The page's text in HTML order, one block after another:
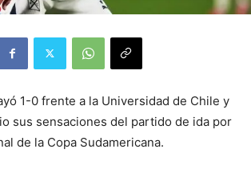
1-0 frente a la Universidad de Chile y
sus sensaciones del partido de ida por
de la Copa Sudamericana.